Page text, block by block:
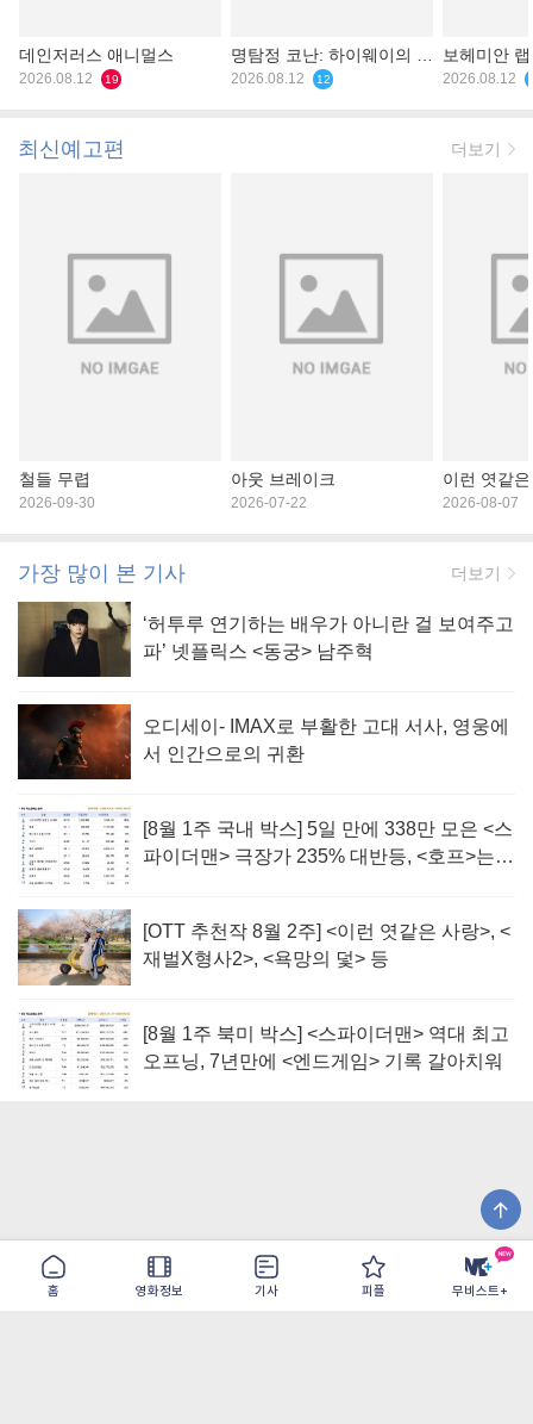
홈 영화정보 기사 피플 무비스트+
데인저러스 애니멀스
2026.08.12 19
명탐정 코난: 하이웨이의 타
천사
2026.08.12 12
보헤미안
2026.08.12
최신예고편 더보기
철들 무렵
2026-09-30
아웃 브레이크
2026-07-22
이런 엿같
2026-08-07
가장 많이 본 기사 더보기
‘허투루 연기하는 배우가 아니란 걸 보여주고
파’ 넷플릭스 <동궁> 남주혁
오디세이- IMAX로 부활한 고대 서사, 영웅에
서 인간으로의 귀환
[8월 1주 국내 박스] 5일 만에 338만 모은 <스
파이더맨> 극장가 235% 대반등, <호프>는
[OTT 추천작 8월 2주] <이런 엿같은 사랑>, <
재벌X형사2>, <욕망의 덫> 등
[8월 1주 북미 박스] <스파이더맨> 역대 최고
오프닝, 7년만에 <엔드게임> 기록 갈아치워